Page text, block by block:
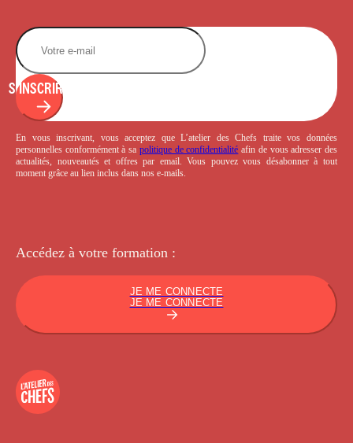
S'INSCRIRE
En vous inscrivant, vous acceptez que L’atelier des Chefs traite vos données
personnelles conformément à sa politique de confidentialité afin de vous adresser des
actualités, nouveautés et offres par email. Vous pouvez vous désabonner à tout
moment grâce au lien inclus dans nos e-mails.
Accédez à votre formation :
JE ME CONNECTE
JE ME CONNECTE